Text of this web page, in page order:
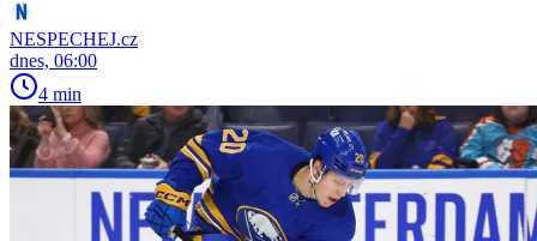
NESPECHEJ.cz
dnes, 06:00
4 min